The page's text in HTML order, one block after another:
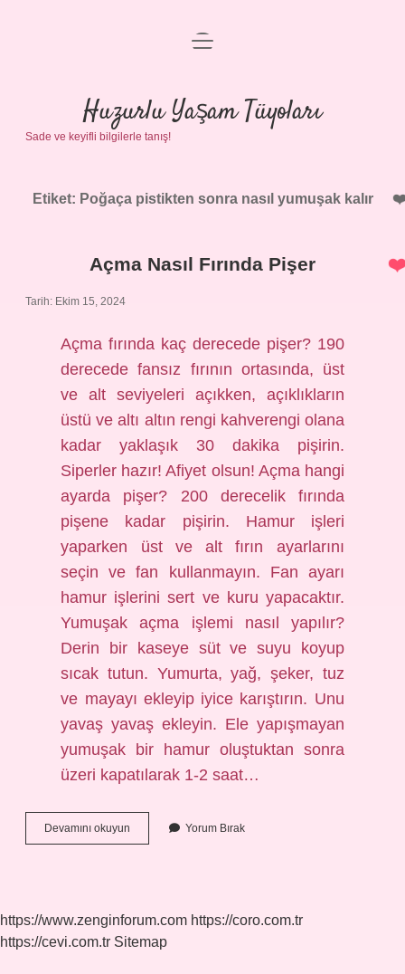
Anasayfa
Gizlilik Politikası
Yasal Uyarı
menüyü
Huzurlu Yaşam Tüyoları
Sade ve keyifli bilgilerle tanış!
Etiket: Poğaça pistikten sonra nasıl yumuşak kalır
Açma Nasıl Fırında Pişer
Tarih: Ekim 15, 2024
Açma fırında kaç derecede pişer? 190
derecede fansız fırının ortasında, üst
ve alt seviyeleri açıkken, açıklıkların
üstü ve altı altın rengi kahverengi olana
kadar yaklaşık 30 dakika pişirin.
Siperler hazır! Afiyet olsun! Açma hangi
ayarda pişer? 200 derecelik fırında
pişene kadar pişirin. Hamur işleri
yaparken üst ve alt fırın ayarlarını
seçin ve fan kullanmayın. Fan ayarı
hamur işlerini sert ve kuru yapacaktır.
Yumuşak açma işlemi nasıl yapılır?
Derin bir kaseye süt ve suyu koyup
sıcak tutun. Yumurta, yağ, şeker, tuz
ve mayayı ekleyip iyice karıştırın. Unu
yavaş yavaş ekleyin. Ele yapışmayan
yumuşak bir hamur oluştuktan sonra
üzeri kapatılarak 1-2 saat…
Devamını okuyun
Nasıl
Yorum Bırak
https://www.zenginforum.com https://coro.com.tr
https://cevi.com.tr Sitemap